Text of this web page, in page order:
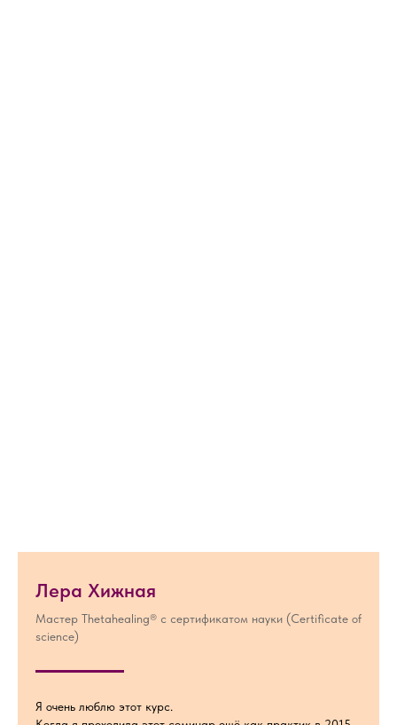
Лера Хижная
Мастер Thetahealing® с сертификатом науки (Certificate of
science)
Я очень люблю этот курс.